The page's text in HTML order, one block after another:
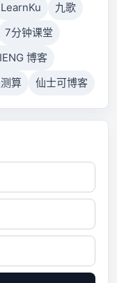
LearnKu
九歌
7分钟课堂
博客
算 仙士可博客